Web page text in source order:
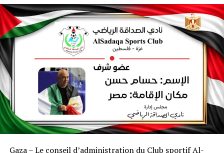
Gaza – Le conseil d’administration du Club sportif Al-